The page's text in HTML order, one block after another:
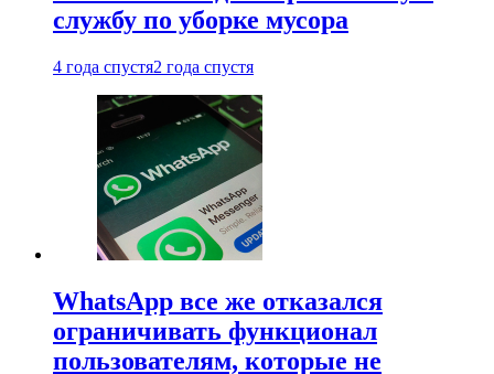
службу по уборке мусора
4 года спустя2 года спустя
WhatsApp все же отказался
ограничивать функционал
пользователям, которые не